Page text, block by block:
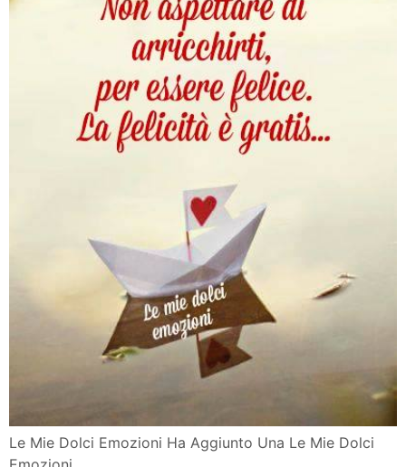
Le Mie Dolci Emozioni Ha Aggiunto Una Le Mie Dolci